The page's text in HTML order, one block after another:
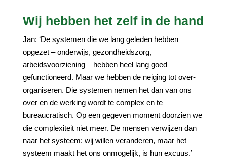
Wij hebben het zelf in de hand
Jan: ‘De systemen die we lang geleden hebben
opgezet – onderwijs, gezondheidszorg,
arbeidsvoorziening – hebben heel lang goed
gefunctioneerd. Maar we hebben de neiging tot over-
organiseren. Die systemen nemen het dan van ons
over en de werking wordt te complex en te
bureaucratisch. Op een gegeven moment doorzien we
die complexiteit niet meer. De mensen verwijzen dan
naar het systeem: wij willen veranderen, maar het
systeem maakt het ons onmogelijk, is hun excuus.’